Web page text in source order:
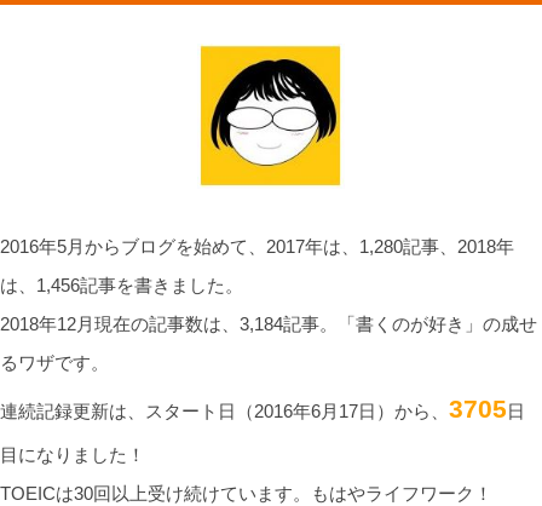
2016年5月からブログを始めて、2017年は、1,280記事、2018年
は、1,456記事を書きました。
2018年12月現在の記事数は、3,184記事。「書くのが好き」の成せ
るワザです。
連続記録更新は、スタート日（2016年6月17日）から、 3705日
目になりました！
TOEICは30回以上受け続けています。もはやライフワーク！